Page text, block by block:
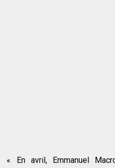
« En avril, Emmanuel